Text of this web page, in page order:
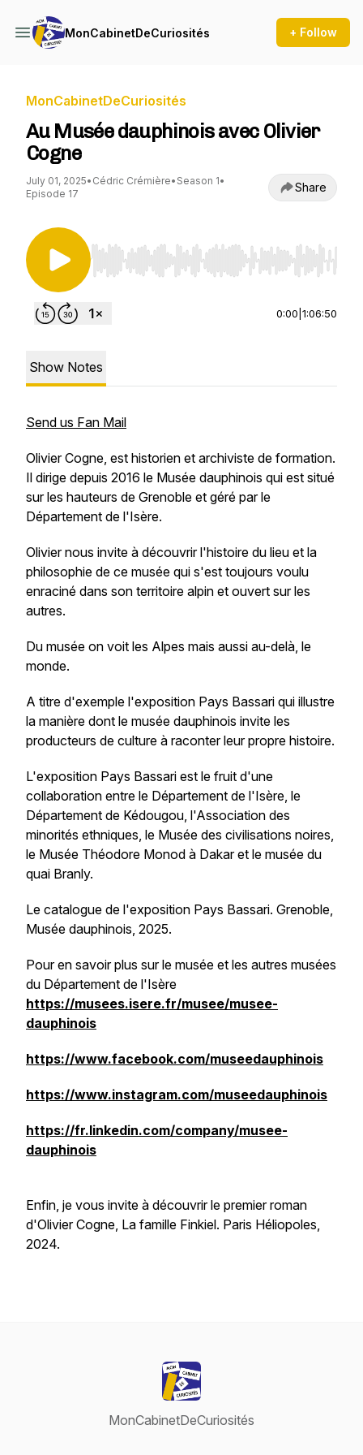
MonCabinetDeCuriosités + Follow
MonCabinetDeCuriosités
Au Musée dauphinois avec Olivier
Cogne
July 01, 2025• Cédric Crémière• Season 1•
Episode 17
Share
Use Left/Right to seek, Home/End to jump to
0:00 1:06:50
Show Notes
Send us Fan Mail
Olivier Cogne, est historien et archiviste de formation.
Il dirige depuis 2016 le Musée dauphinois qui est situé
sur les hauteurs de Grenoble et géré par le
Département de l'Isère.
Olivier nous invite à découvrir l'histoire du lieu et la
philosophie de ce musée qui s'est toujours voulu
enraciné dans son territoire alpin et ouvert sur les
autres.
Du musée on voit les Alpes mais aussi au-delà, le
monde.
A titre d'exemple l'exposition Pays Bassari qui illustre
la manière dont le musée dauphinois invite les
producteurs de culture à raconter leur propre histoire.
L'exposition Pays Bassari est le fruit d'une
collaboration entre le Département de l'Isère, le
Département de Kédougou, l'Association des
minorités ethniques, le Musée des civilisations noires,
le Musée Théodore Monod à Dakar et le musée du
quai Branly.
Le catalogue de l'exposition Pays Bassari. Grenoble,
Musée dauphinois, 2025.
Pour en savoir plus sur le musée et les autres musées
du Département de l'Isère
https://musees.isere.fr/musee/musee-
dauphinois
https://www.facebook.com/museedauphinois
https://www.instagram.com/museedauphinois
https://fr.linkedin.com/company/musee-
dauphinois
Enfin, je vous invite à découvrir le premier roman
d'Olivier Cogne, La famille Finkiel. Paris Héliopoles,
2024.
MonCabinetDeCuriosités